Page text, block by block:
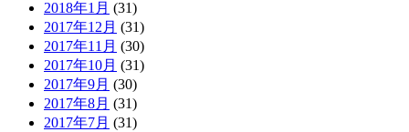
2018年1月 (31)
2017年12月 (31)
2017年11月 (30)
2017年10月 (31)
2017年9月 (30)
2017年8月 (31)
2017年7月 (31)